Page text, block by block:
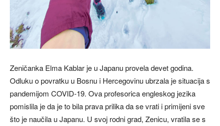
Zeničanka Elma Kablar je u Japanu provela devet godina.
Odluku o povratku u Bosnu i Hercegovinu ubrzala je situacija s
pandemijom COVID-19. Ova profesorica engleskog jezika
pomislila je da je to bila prava prilika da se vrati i primijeni sve
što je naučila u Japanu. U svoj rodni grad, Zenicu, vratila se s